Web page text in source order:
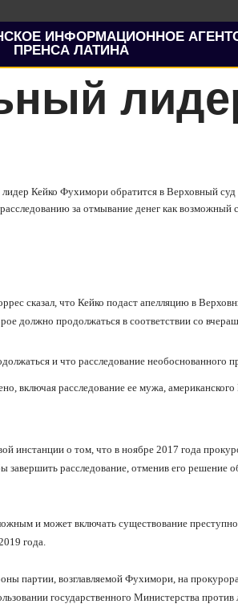
ИНФОРМАЦИОННОЕ
ПРЕНСА ЛАТИНА
Кейко Фухимори обратится в Верховный суд
за отмывание денег как возможный
сказал, что Кейко подаст апелляцию в
должно продолжаться в соответствии со
и что расследование необоснованного
включая расследование ее мужа,
инстанции о том, что в ноябре 2017 года
завершить расследование, отменив его решение
и может включать существование
года.
партии, возглавляемой Фухимори, на
государственного Министерства против